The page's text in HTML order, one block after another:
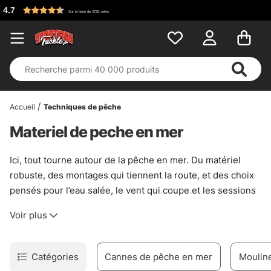
Accueil Techniques de pêche
Materiel de peche en mer
Ici, tout tourne autour de la pêche en mer. Du matériel
robuste, des montages qui tiennent la route, et des choix
pensés pour l’eau salée, le vent qui coupe et les sessions
donc les nouveautés arrivent souvent sans faire de bruit.
Cette catégorie rassemble de quoi préparer une sortie
sérieuse, que ce soit depuis le bord, en bateau ou sur des
Voir plus
Catégories Cannes de pêche en mer